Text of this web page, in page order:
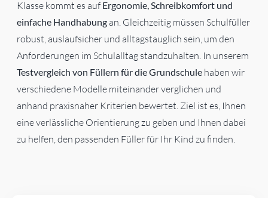
Klasse kommt es auf Ergonomie, Schreibkomfort und
einfache Handhabungan. Gleichzeitig müssen Schulfüller
robust, auslaufsicher und alltagstauglich sein, um den
Anforderungen im Schulalltag standzuhalten. In unserem
Testvergleich von Füllern für die Grundschulehaben wir
verschiedene Modelle miteinander verglichen und
anhand praxisnaher Kriterien bewertet. Ziel ist es, Ihnen
eine verlässliche Orientierung zu geben und Ihnen dabei
zu helfen, den passenden Füller für Ihr Kind zu finden.